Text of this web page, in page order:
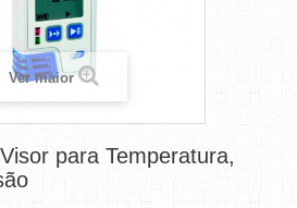
Ver maior
para Temperatura,